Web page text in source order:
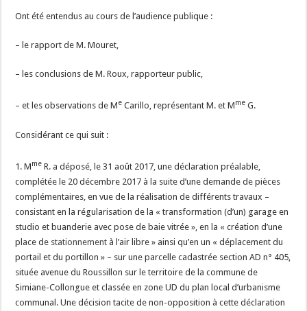
Ont été entendus au cours de l’audience publique :
– le rapport de M. Mouret,
– les conclusions de M. Roux, rapporteur public,
– et les observations de Me Carillo, représentant M. et Mme G.
Considérant ce qui suit :
1. Mme R. a déposé, le 31 août 2017, une déclaration préalable,
complétée le 20 décembre 2017 à la suite d’une demande de pièces
complémentaires, en vue de la réalisation de différents travaux –
consistant en la régularisation de la « transformation (d’un) garage en
studio et buanderie avec pose de baie vitrée », en la « création d’une
place de stationnement à l’air libre » ainsi qu’en un « déplacement du
portail et du portillon » – sur une parcelle cadastrée section AD n° 405,
située avenue du Roussillon sur le territoire de la commune de
Simiane-Collongue et classée en zone UD du plan local d’urbanisme
communal. Une décision tacite de non-opposition à cette déclaration